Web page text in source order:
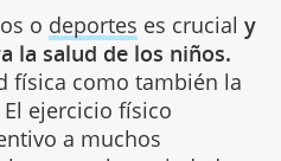
o deportes es crucial y
la salud de los niños.
física como también la
ejercicio físico
a muchos